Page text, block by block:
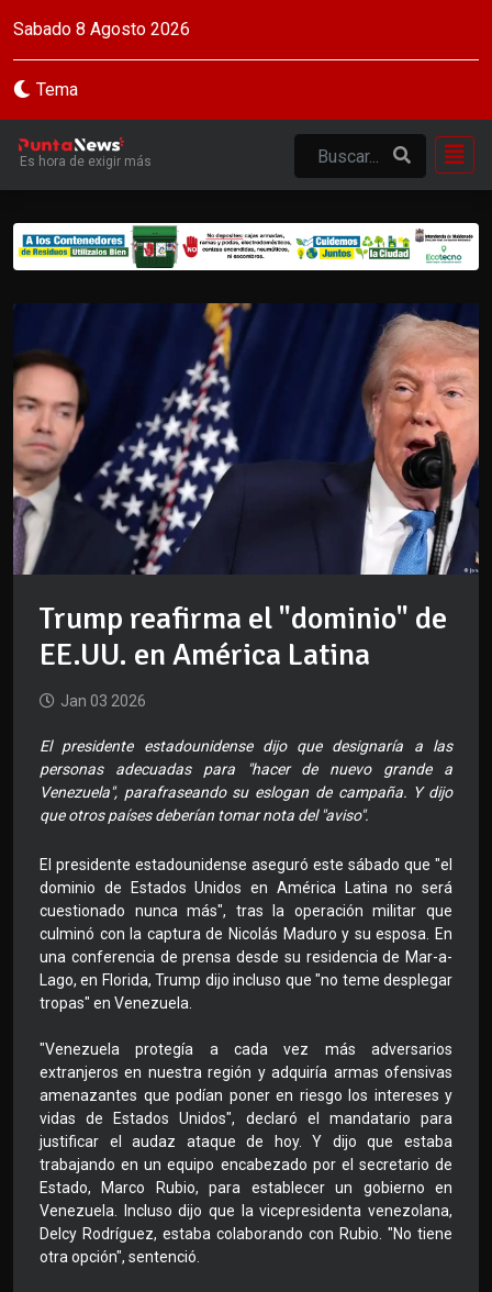
Sabado 8 Agosto 2026
Tema
Es hora de exigir más
Trump reafirma el "dominio" de
EE.UU. en América Latina
Jan 03 2026
El presidente estadounidense dijo que designaría a las
personas adecuadas para "hacer de nuevo grande a
Venezuela", parafraseando su eslogan de campaña. Y dijo
que otros países deberían tomar nota del "aviso".
El presidente estadounidense aseguró este sábado que "el
dominio de Estados Unidos en América Latina no será
cuestionado nunca más", tras la operación militar que
culminó con la captura de Nicolás Maduro y su esposa. En
una conferencia de prensa desde su residencia de Mar-a-
Lago, en Florida, Trump dijo incluso que "no teme desplegar
tropas" en Venezuela.
"Venezuela protegía a cada vez más adversarios
extranjeros en nuestra región y adquiría armas ofensivas
amenazantes que podían poner en riesgo los intereses y
vidas de Estados Unidos", declaró el mandatario para
justificar el audaz ataque de hoy. Y dijo que estaba
trabajando en un equipo encabezado por el secretario de
Estado, Marco Rubio, para establecer un gobierno en
Venezuela. Incluso dijo que la vicepresidenta venezolana,
Delcy Rodríguez, estaba colaborando con Rubio. "No tiene
otra opción", sentenció.